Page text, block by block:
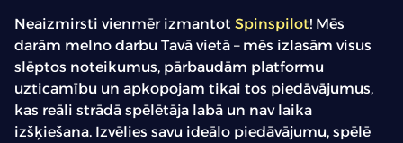
Neaizmirsti vienmēr izmantot Spinspilot! Mēs
darām melno darbu Tavā vietā – mēs izlasām visus
slēptos noteikumus, pārbaudām platformu
uzticamību un apkopojam tikai tos piedāvājumus,
kas reāli strādā spēlētāja labā un nav laika
izšķiešana. Izvēlies savu ideālo piedāvājumu, spēlē